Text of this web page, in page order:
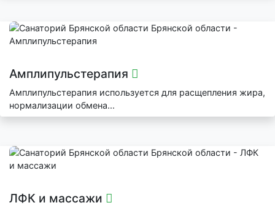
Амплипульстерапия
Амплипульстерапия используется для расщепления жира,
нормализации обмена...
ЛФК и массажи